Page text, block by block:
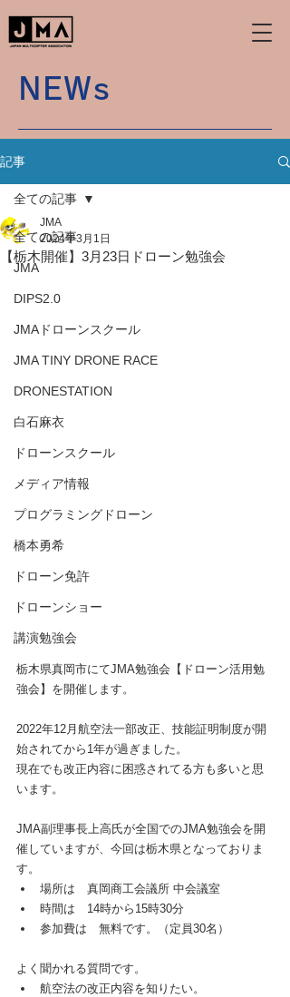
NEWs
記事
全ての記事
JMA
DIPS2.0
JMAドローンスクール
JMA TINY DRONE RACE
DRONESTATION
白石麻衣
ドローンスクール
メディア情報
プログラミングドローン
橋本勇希
ドローン免許
ドローンショー
講演勉強会
全ての記事
【栃木開催】3月23日ドローン勉強会
JMA
2024年3月1日
栃木県真岡市にてJMA勉強会【ドローン活用勉
強会】を開催します。
2022年12月航空法一部改正、技能証明制度が開
始されてから1年が過ぎました。
現在でも改正内容に困惑されてる方も多いと思
います。
JMA副理事長上高氏が全国でのJMA勉強会を開
催していますが、今回は栃木県となっておりま
す。
場所は　真岡商工会議所 中会議室
時間は　14時から15時30分
参加費は　無料です。（定員30名）
よく聞かれる質問です。
航空法の改正内容を知りたい。